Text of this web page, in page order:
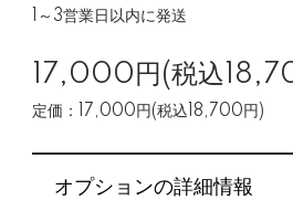
1～3営業日以内に発送
17,000円(税込
定価：17,000円(税込18,700円)
オプションの詳細情報